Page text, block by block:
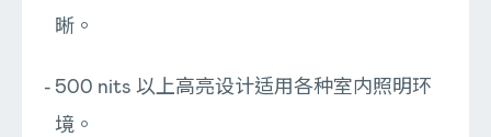
晰。
500 nits 以上高亮设计适用各种室内照明环
境。